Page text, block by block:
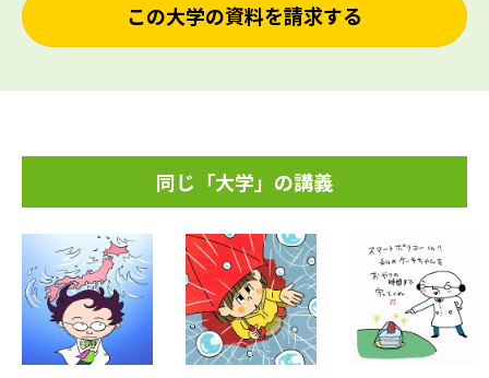
この大学の資料を請求する
同じ「大学」の講義